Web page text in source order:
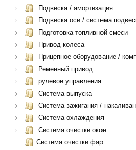
Подвеска / амортизация
Подвеска оси / система
Подготовка топливной смеси
Привод колеса
Прицепное оборудование /
Ременный привод
рулевое управления
Система выпуска
Система зажигания /
Система охлаждения
Система очистки окон
Система очистки фар